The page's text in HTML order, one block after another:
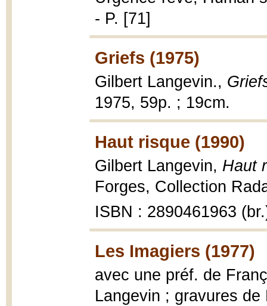
- P. [71]
Griefs (1975)
Gilbert Langevin.,
1975, 59p. ; 19cm.
Haut risque (1990)
Gilbert Langevin, Haut
Forges, Collection
ISBN : 2890461963
Les Imagiers (1977)
avec une préf. de
Langevin ; gravures